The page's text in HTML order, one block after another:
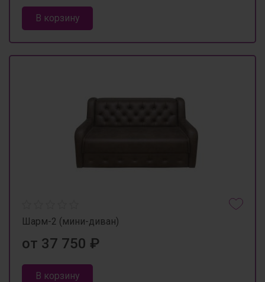
В корзину
Шарм-2 (мини-диван)
от 37 750 ₽
В корзину